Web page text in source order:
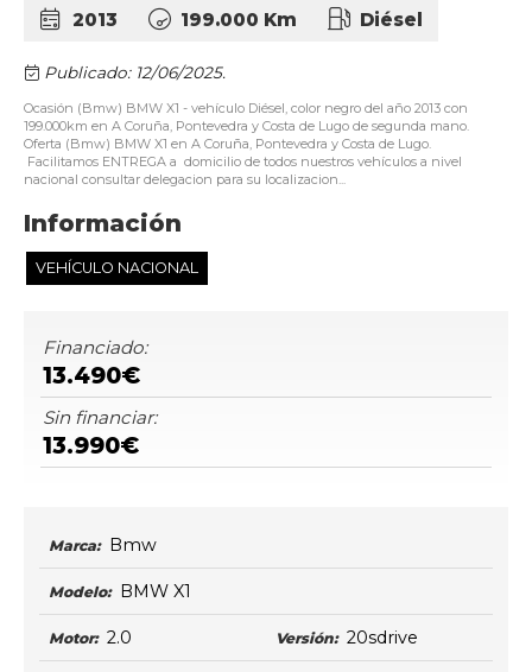
2013 199.000 Km Diésel
Publicado: 12/06/2025.
Ocasión (Bmw) BMW X1 - vehículo Diésel, color negro del año 2013 con
199.000km en A Coruña, Pontevedra y Costa de Lugo de segunda mano.
Oferta (Bmw) BMW X1 en A Coruña, Pontevedra y Costa de Lugo.
Facilitamos ENTREGA a domicilio de todos nuestros vehículos a nivel
nacional consultar delegacion para su localizacion...
Información
VEHÍCULO NACIONAL
Financiado:
13.490€
Sin financiar:
13.990€
Marca: Bmw
Modelo: BMW X1
Motor: 2.0 Versión: 20sdrive